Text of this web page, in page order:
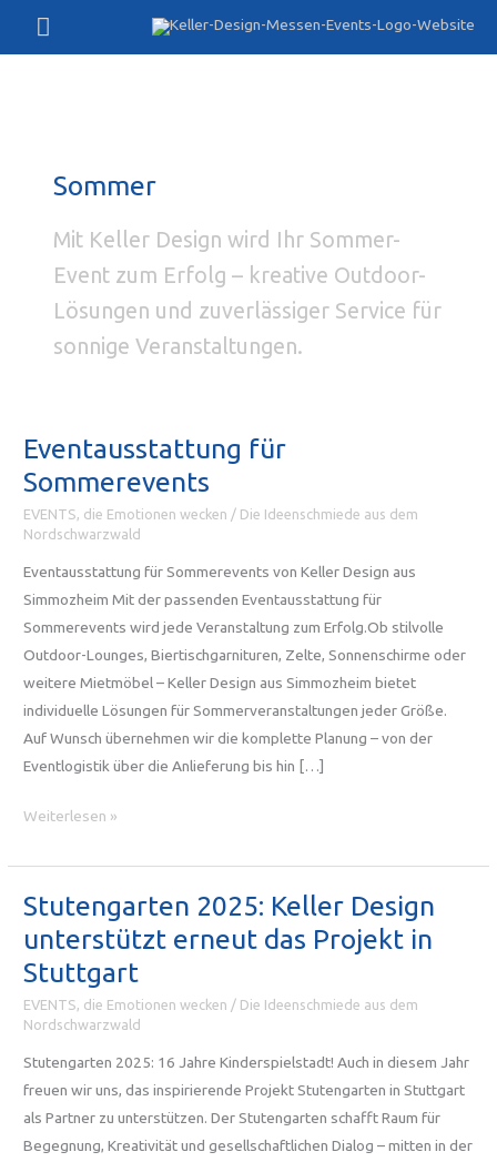
Hauptmenü
Sommer
Mit Keller Design wird Ihr Sommer-
Event zum Erfolg – kreative Outdoor-
Lösungen und zuverlässiger Service für
sonnige Veranstaltungen.
Eventausstattung für
Sommerevents
EVENTS, die Emotionen wecken / Die Ideenschmiede aus dem
Nordschwarzwald
Eventausstattung für Sommerevents von Keller Design aus
Simmozheim Mit der passenden Eventausstattung für
Sommerevents wird jede Veranstaltung zum Erfolg.Ob stilvolle
Outdoor-Lounges, Biertischgarnituren, Zelte, Sonnenschirme oder
weitere Mietmöbel – Keller Design aus Simmozheim bietet
individuelle Lösungen für Sommerveranstaltungen jeder Größe.
Auf Wunsch übernehmen wir die komplette Planung – von der
Eventlogistik über die Anlieferung bis hin […]
Eventausstattung
Sommerevents
Weiterlesen »
Stutengarten 2025: Keller Design
unterstützt erneut das Projekt in
Stuttgart
EVENTS, die Emotionen wecken / Die Ideenschmiede aus dem
Nordschwarzwald
Stutengarten 2025: 16 Jahre Kinderspielstadt! Auch in diesem Jahr
freuen wir uns, das inspirierende Projekt Stutengarten in Stuttgart
als Partner zu unterstützen. Der Stutengarten schafft Raum für
Begegnung, Kreativität und gesellschaftlichen Dialog – mitten in der